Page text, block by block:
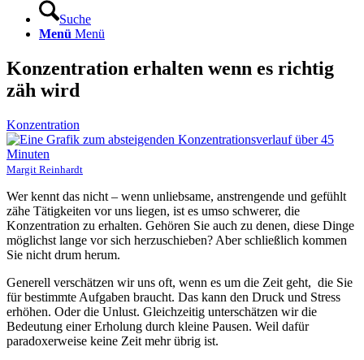
Suche
Menü Menü
Konzentration erhalten wenn es richtig
zäh wird
Konzentration
Margit Reinhardt
Wer kennt das nicht – wenn unliebsame, anstrengende und gefühlt
zähe Tätigkeiten vor uns liegen, ist es umso schwerer, die
Konzentration zu erhalten. Gehören Sie auch zu denen, diese Dinge
möglichst lange vor sich herzuschieben? Aber schließlich kommen
Sie nicht drum herum.
Generell verschätzen wir uns oft, wenn es um die Zeit geht, die Sie
für bestimmte Aufgaben braucht. Das kann den Druck und Stress
erhöhen. Oder die Unlust. Gleichzeitig unterschätzen wir die
Bedeutung einer Erholung durch kleine Pausen. Weil dafür
paradoxerweise keine Zeit mehr übrig ist.